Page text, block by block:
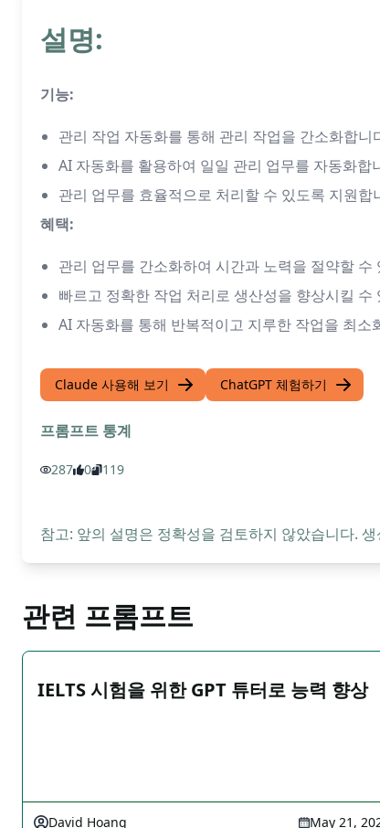
설명:
기능:
관리 작업 자동화를 통해 관리 작업을 간소화합니
AI 자동화를 활용하여 일일 관리 업무를 자동화합
관리 업무를 효율적으로 처리할 수 있도록 지원합
혜택:
관리 업무를 간소화하여 시간과 노력을 절약할 수
빠르고 정확한 작업 처리로 생산성을 향상시킬 수
AI 자동화를 통해 반복적이고 지루한 작업을 최
Claude 사용해 보기 ChatGPT 체험하기
프롬프트 통계
287 0 119
참고: 앞의 설명은 정확성을 검토하지 않았습니다.
관련 프롬프트
IELTS 시험을 위한 GPT 튜터로 능력 향상
David Hoang May 21,